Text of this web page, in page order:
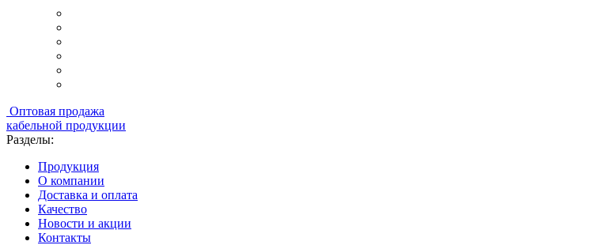
Оптовая продажа
кабельной продукции
Разделы:
Продукция
О компании
Доставка и оплата
Качество
Новости и акции
Контакты